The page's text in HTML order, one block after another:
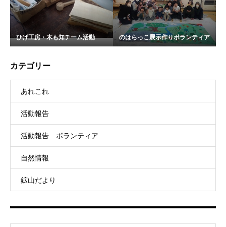
ひげ工房・木も知チーム活動 のはらっこ展示作りボランティア
カテゴリー
あれこれ
活動報告
活動報告 ボランティア
自然情報
鉱山だより